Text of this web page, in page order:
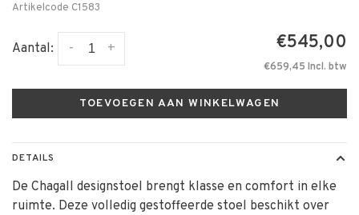
Artikelcode C1583
Aantal: +
- €545,00
€659,45 Incl. btw
TOEVOEGEN AAN WINKELWAGEN
DETAILS
De Chagall designstoel brengt klasse en comfort in elke
ruimte. Deze volledig gestoffeerde stoel beschikt over